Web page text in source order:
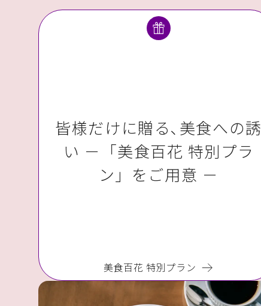
皆様だけに贈る､美食への誘
い －「美食百花 特別プラ
ン」をご用意 －
美食百花 特別プラン